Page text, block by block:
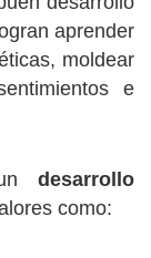
aprender
moldear
e
desarrollo
como: